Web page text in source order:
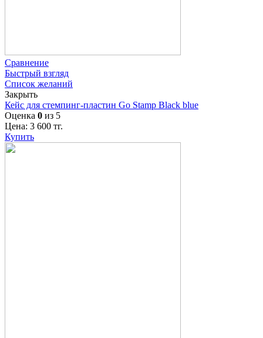
Сравнение
Быстрый взгляд
Список желаний
Закрыть
Кейс для стемпинг-пластин Go Stamp Black blue
Оценка 0 из 5
Цена: 3 600 тг.
Купить